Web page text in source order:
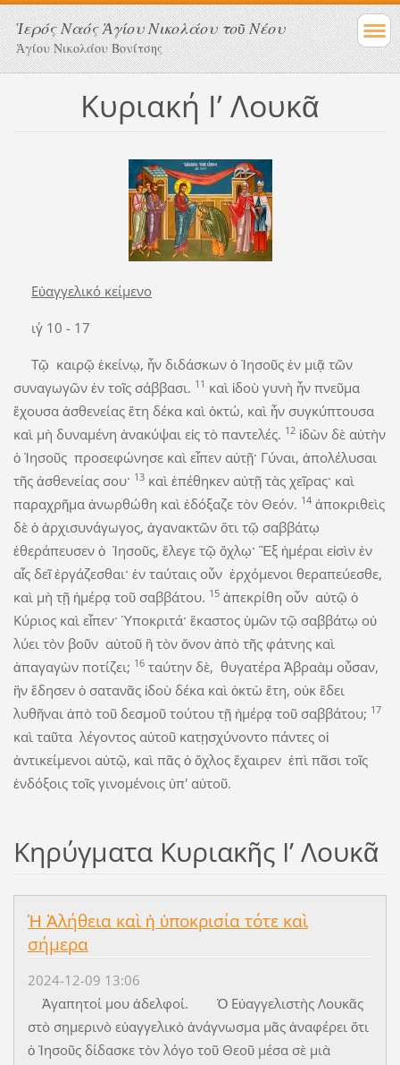
Ἱερός Ναός Ἁγίου Νικολάου τοῦ Νέου
Ἁγίου Νικολάου Βονίτσης
Κυριακή Ι’ Λουκᾶ
Εὐαγγελικό κείμενο
ιγ΄ 10 - 17
Τῷ καιρῷ ἐκείνῳ, ἦν διδάσκων ὁ Ἰησοῦς ἐν μιᾷ τῶν
συναγωγῶν ἐν τοῖς σάββασι. 11 καὶ ἰδοὺ γυνὴ ἦν πνεῦμα
ἔχουσα ἀσθενείας ἔτη δέκα καὶ ὀκτώ, καὶ ἦν συγκύπτουσα
καὶ μὴ δυναμένη ἀνακύψαι εἰς τὸ παντελές. 12ἰδὼν δὲ αὐτὴν
ὁ Ἰησοῦς προσεφώνησε καὶ εἶπεν αὐτῇ· Γύναι, ἀπολέλυσαι
τῆς ἀσθενείας σου· 13καὶ ἐπέθηκεν αὐτῇ τὰς χεῖρας· καὶ
παραχρῆμα ἀνωρθώθη καὶ ἐδόξαζε τὸν Θεόν. 14ἀποκριθεὶς
δὲ ὁ ἀρχισυνάγωγος, ἀγανακτῶν ὅτι τῷ σαββάτῳ
ἐθεράπευσεν ὁ Ἰησοῦς, ἔλεγε τῷ ὄχλῳ· Ἓξ ἡμέραι εἰσὶν ἐν
αἷς δεῖ ἐργάζεσθαι· ἐν ταύταις οὖν ἐρχόμενοι θεραπεύεσθε,
καὶ μὴ τῇ ἡμέρᾳ τοῦ σαββάτου. 15ἀπεκρίθη οὖν αὐτῷ ὁ
Κύριος καὶ εἶπεν· Ὑποκριτά· ἕκαστος ὑμῶν τῷ σαββάτῳ οὐ
λύει τὸν βοῦν αὐτοῦ ἢ τὸν ὄνον ἀπὸ τῆς φάτνης καὶ
ἀπαγαγὼν ποτίζει; 16ταύτην δὲ, θυγατέρα Ἀβραὰμ οὖσαν,
ἣν ἔδησεν ὁ σατανᾶς ἰδοὺ δέκα καὶ ὀκτὼ ἔτη, οὐκ ἔδει
λυθῆναι ἀπὸ τοῦ δεσμοῦ τούτου τῇ ἡμέρᾳ τοῦ σαββάτου; 17
καὶ ταῦτα λέγοντος αὐτοῦ κατῃσχύνοντο πάντες οἱ
ἀντικείμενοι αὐτῷ, καὶ πᾶς ὁ ὄχλος ἔχαιρεν ἐπὶ πᾶσι τοῖς
ἐνδόξοις τοῖς γινομένοις ὑπ' αὐτοῦ.
Κηρύγματα Κυριακῆς Ι’ Λουκᾶ
Ἡ Ἀλήθεια καὶ ἡ ὑποκρισία τότε καὶ
σήμερα
2024-12-09 13:06
Ἀγαπητοί μου ἀδελφοί. Ὁ Εὐαγγελιστὴς Λουκᾶς
στὸ σημερινὸ εὐαγγελικὸ ἀνάγνωσμα μᾶς ἀναφέρει ὅτι
ὁ Ἰησοῦς δίδασκε τὸν λόγο τοῦ Θεοῦ μέσα σὲ μιὰ